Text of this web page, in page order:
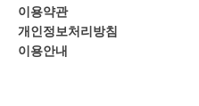
이용약관
개인정보처리방침
이용안내